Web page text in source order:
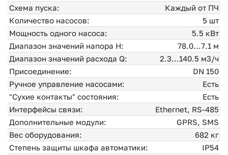
Схема пуска:
Каждый от ПЧ
Количество насосов:
5 шт
Мощность одного насоса:
5.5 кВт
Диапазон значений напора H:
78.0...7.1 м
Диапазон значений расхода Q:
2.3...140.5 м3/ч
Присоединение:
DN 150
Ручное управление насосами:
Есть
"Сухие контакты" состояния:
Есть
Интерфейсы связи:
Ethernet, RS-485
Дополнительные модули:
GPRS, SMS
Вес оборудования:
682 кг
Степень защиты шкафа автоматики:
IP54